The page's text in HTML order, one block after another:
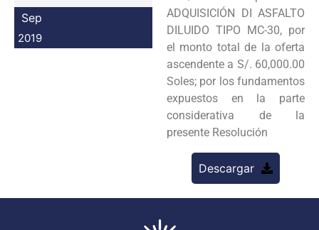
Sep
2019
ADQUISICIÓN DI ASFALTO
DILUIDO TIPO MC-30, por
el monto total de la oferta
ascendente a S/. 60,000.00
Soles; por los fundamentos
expuestos en la parte
considerativa de la
presente Resolución
Descargar